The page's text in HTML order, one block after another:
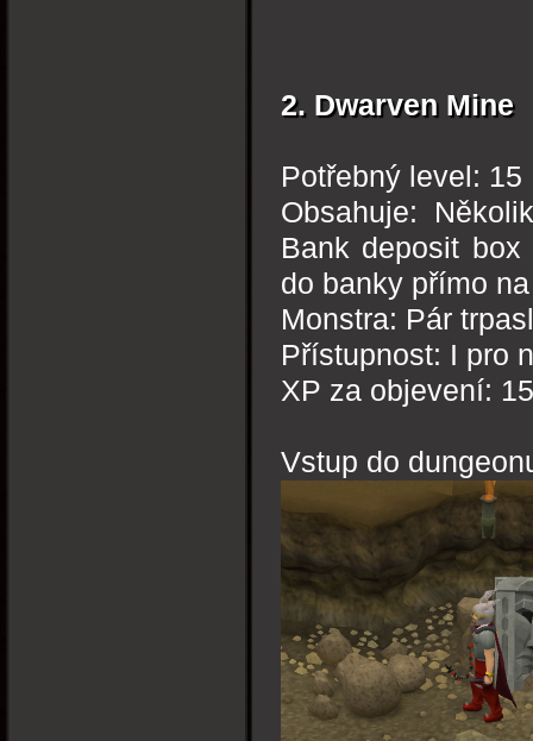
2. Dwarven Mine
Potřebný level: 15
Obsahuje:
Bank deposit
do banky přímo
Monstra: Pár
Přístupnost: I pro
XP za objevení:
Vstup do